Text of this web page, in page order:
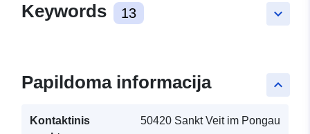
keyboard_arrow_down
Keywords 13
keyboard_arrow_up
Papildoma informacija
Kontaktinis
50420 Sankt Veit im Pongau